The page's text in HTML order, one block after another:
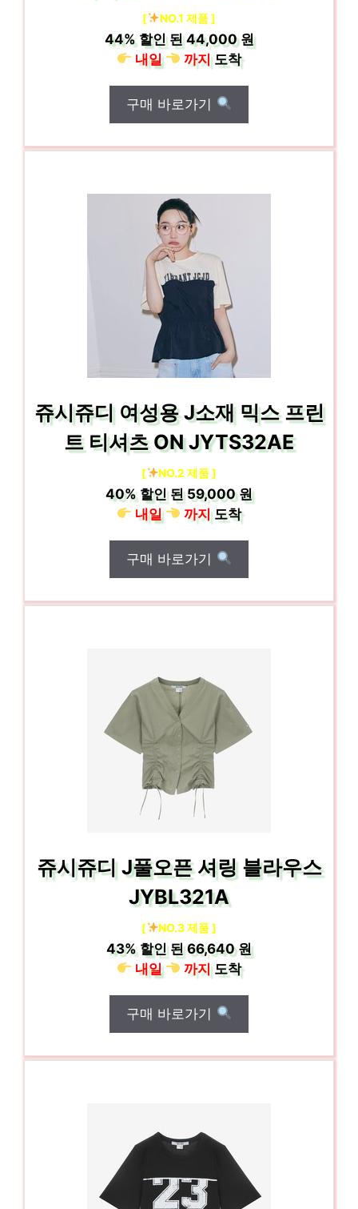
[ NO.1 제품 ]
44%할인 된44,000 원
내일
까지도착
구매 바로가기
쥬시쥬디 여성용 J소재 믹스 프린
트 티셔츠 ON JYTS32AE
[ NO.2 제품 ]
40% 할인 된59,000 원
내일
까지도착
구매 바로가기
쥬시쥬디 J풀오픈 셔링 블라우스
JYBL321A
[ NO.3 제품 ]
43% 할인 된66,640 원
내일
까지도착
구매 바로가기